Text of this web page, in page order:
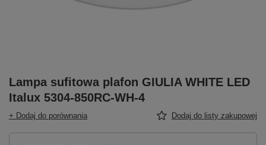
Lampa sufitowa plafon GIULIA WHITE LED
Italux 5304-850RC-WH-4
+ Dodaj do porównania Dodaj do listy zakupowej